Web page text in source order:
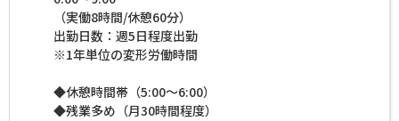
（実働8時間/休憩60分）
出勤日数：週5日程度出勤
※1年単位の変形労働時間
◆休憩時間帯（5:00～6:00）
◆残業多め（月30時間程度）